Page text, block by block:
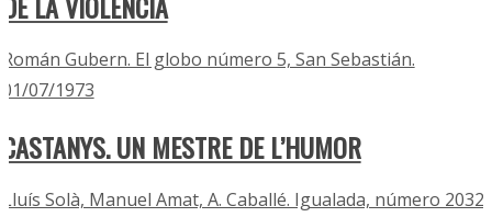
Román Gubern. El globo número 5, San Sebastián.
01/07/1973
CASTANYS. UN MESTRE DE L’HUMOR
Lluís Solà, Manuel Amat, A. Caballé. Igualada, número 2032.